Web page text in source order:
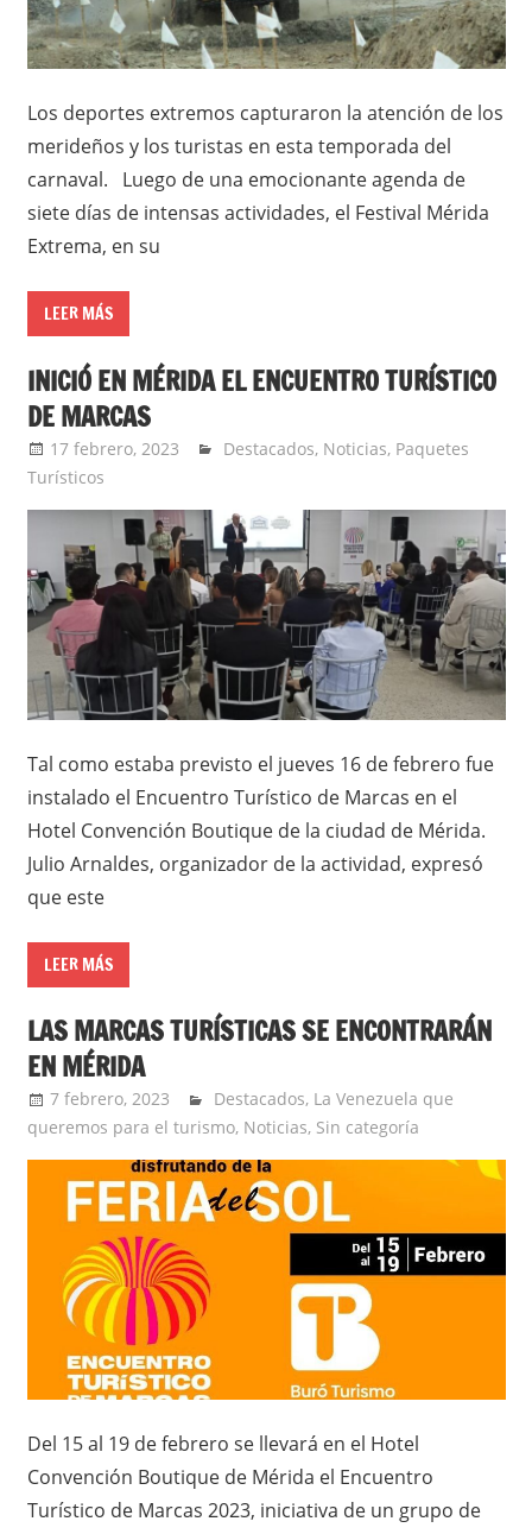
Los deportes extremos capturaron la atención de los
merideños y los turistas en esta temporada del
carnaval. Luego de una emocionante agenda de
siete días de intensas actividades, el Festival Mérida
Extrema, en su
LEER MÁS
INICIÓ EN MÉRIDA EL ENCUENTRO TURÍSTICO
DE MARCAS
17 febrero, 2023 Jorge Barbosa
Destacados, Noticias, Paquetes
Turísticos
Tal como estaba previsto el jueves 16 de febrero fue
instalado el Encuentro Turístico de Marcas en el
Hotel Convención Boutique de la ciudad de Mérida.
Julio Arnaldes, organizador de la actividad, expresó
que este
LEER MÁS
LAS MARCAS TURÍSTICAS SE ENCONTRARÁN
EN MÉRIDA
7 febrero, 2023 Jorge Barbosa
Destacados, La Venezuela que
queremos para el turismo, Noticias, Sin categoría
Del 15 al 19 de febrero se llevará en el Hotel
Convención Boutique de Mérida el Encuentro
Turístico de Marcas 2023, iniciativa de un grupo de